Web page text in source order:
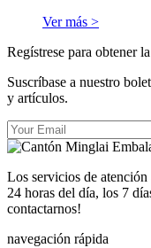
Ver más >
Regístrese para obtener
Suscríbase a nuestro
y artículos.
Los servicios de
24 horas del día, los 7
contactarnos!
navegación rápida